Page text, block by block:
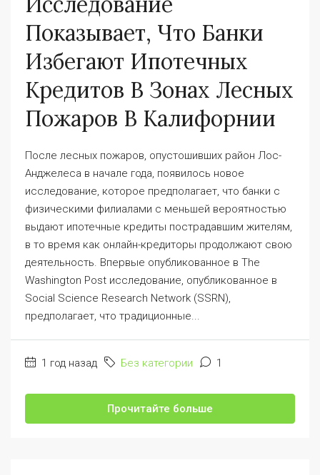
Показывает, Что Банки
Избегают Ипотечных
Кредитов В Зонах Лесных
Пожаров В Калифорнии
После лесных пожаров, опустошивших район Лос-
Анджелеса в начале года, появилось новое
исследование, которое предполагает, что банки с
физическими филиалами с меньшей вероятностью
выдают ипотечные кредиты пострадавшим жителям,
в то время как онлайн-кредиторы продолжают свою
деятельность. Впервые опубликованное в The
Washington Post исследование, опубликованное в
Social Science Research Network (SSRN),
предполагает, что традиционные...
1 год назад Без категории 1
Прочитайте больше